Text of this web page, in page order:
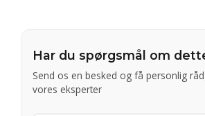
Har du spørgsmål om
Send os en besked og få personlig
vores eksperter